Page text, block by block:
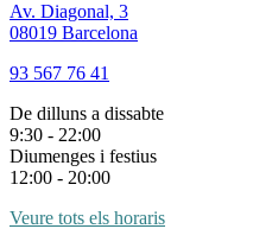
Av. Diagonal, 3
08019 Barcelona
93 567 76 41
De dilluns a dissabte
9:30 - 22:00
Diumenges i festius
12:00 - 20:00
Veure tots els horaris